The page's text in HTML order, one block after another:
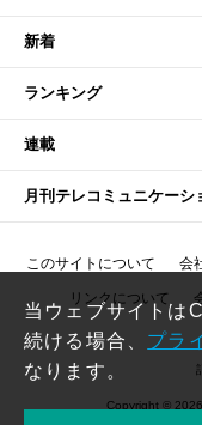
新着
ランキング
連載
月刊テレコミュニケーシ
このサイトについて 会
リンクについて
Copyright © 2026
当ウェブサイトは
続ける場合、 プラ
なります。